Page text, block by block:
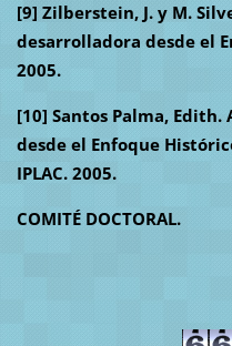
[9] Zilberstein, J. y M.
desarrolladora desde el
2005.
[10] Santos Palma,
desde el Enfoque
IPLAC. 2005.
COMITÉ DOCTORAL.